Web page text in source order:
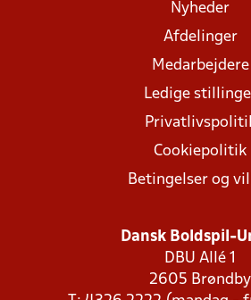
Nyheder
Afdelinger
Medarbejdere
Ledige
Cookiepolitik
Betingelser og
Dansk Boldspil-
DBU Allé 1
2605 Brøndby